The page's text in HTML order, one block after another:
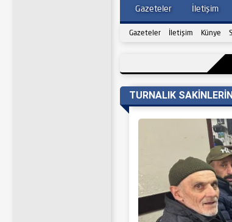
Gazeteler İletişim
Gazeteler İletişim Künye
TURNALIK